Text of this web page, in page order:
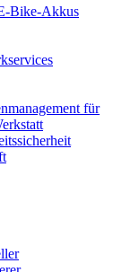
Bike-Akkus
für